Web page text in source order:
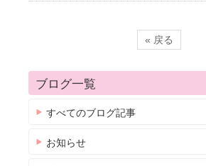
« 戻る
ブログ一覧
すべてのブログ記事
お知らせ